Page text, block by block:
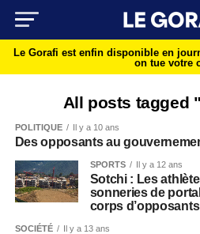
Le Gorafi est enfin disponible en
on tue votre
All posts tagged
POLITIQUE Il y a 10 ans
Des opposants au
SPORTS Il y a 12 ans
Sotchi : Les
sonneries de
corps
SOCIÉTÉ Il y a 13 ans